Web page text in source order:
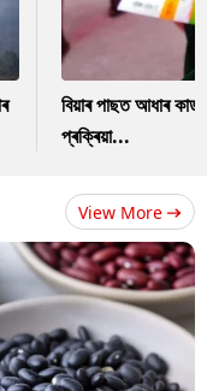
বিয়াৰ পাছত আধাৰ
প্ৰক্ৰিয়া...
View More